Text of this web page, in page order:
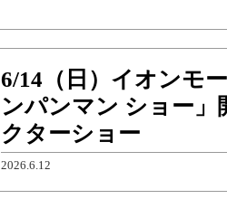
6/14（日）イオンモ
ンパンマン ショー」
クターショー
2026.6.12